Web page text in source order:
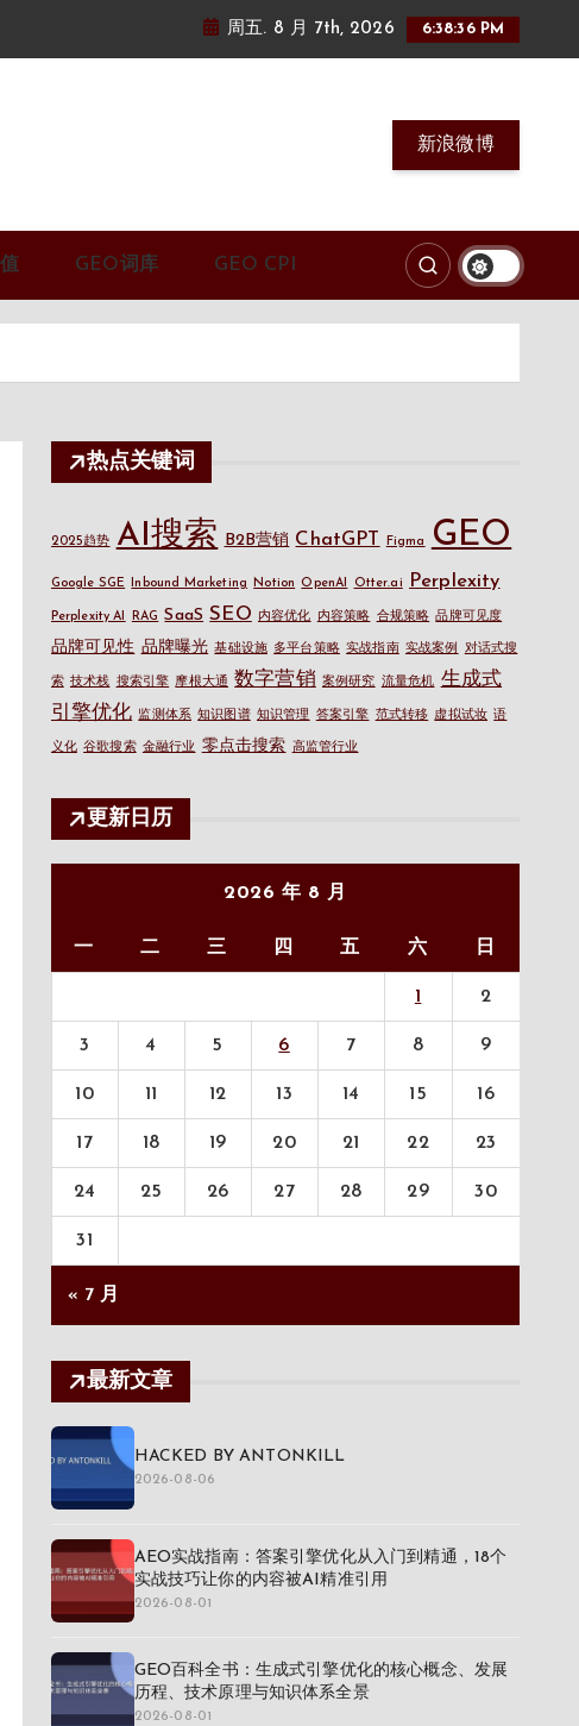
周五. 8 月 7th, 2026 6:38:37 PM
新浪微博
GEO词库 GEO CPI
热点关键词
2025趋势 AI搜索 B2B营销 ChatGPT Figma GEO
Google SGE Inbound Marketing Notion OpenAI Otter.ai Perplexity
Perplexity AI RAG SaaS SEO 内容优化 内容策略 合规策略 品牌可见度
品牌可见性 品牌曝光 基础设施 多平台策略 实战指南 实战案例 对话式搜
索 技术栈 搜索引擎 摩根大通 数字营销 案例研究 流量危机 生成式
引擎优化 监测体系 知识图谱 知识管理 答案引擎 范式转移 虚拟试妆 语
义化 谷歌搜索 金融行业 零点击搜索 高监管行业
更新日历
2026 年 8 月
一 二 三 四 五 六 日
1 2
3 4 5 6 7 8 9
10 11 12 13 14 15 16
17 18 19 20 21 22 23
24 25 26 27 28 29 30
31
« 7 月
最新文章
HACKED BY ANTONKILL
2026-08-06
AEO实战指南：答案引擎优化从入门到精通，18个
实战技巧让你的内容被AI精准引用
2026-08-01
GEO百科全书：生成式引擎优化的核心概念、发展
历程、技术原理与知识体系全景
2026-08-01